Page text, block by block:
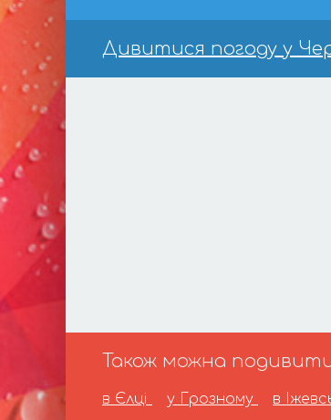
Дивитися погоду у
Також можна
в Єлці у Грозному в